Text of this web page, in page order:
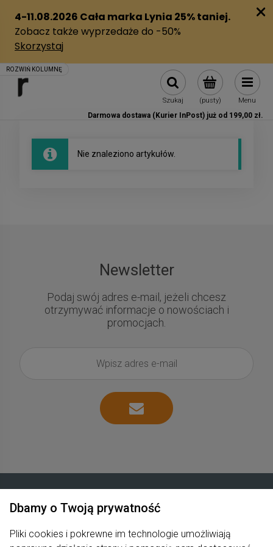
(pusty)
Szukaj Menu
Darmowa dostawa (Kurier InPost) już od 199,00 zł.
Nie znaleziono artykułów.
Newsletter
Podaj swój adres e-mail, jeżeli chcesz
otrzymywać informacje o nowościach i
promocjach.
Dbamy o Twoją prywatność
Pliki cookies i pokrewne im technologie umożliwiają